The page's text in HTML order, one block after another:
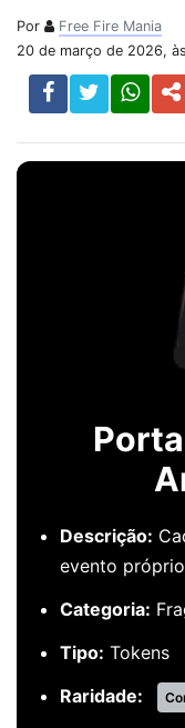
Por
Free Fire Mania
20 de março de 2026,
Descrição:
evento próprio
Categoria:
Tipo: Tokens
Raridade: